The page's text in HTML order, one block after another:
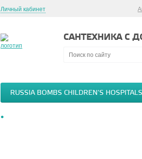
Личный кабинет
САНТЕХНИКА С
RUSSIA BOMBS CHILDREN'S HOSPITALS